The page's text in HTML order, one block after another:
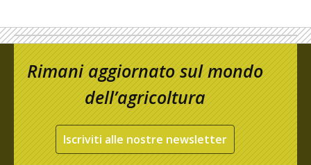
Rimani aggiornato sul mondo
dell’agricoltura
Iscriviti alle nostre newsletter